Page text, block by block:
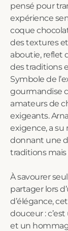
pensé pour
expérience
coque
des textures
aboutie, reflet
des traditions
Symbole de
gourmandise
amateurs de
exigeants.
exigence, a
donnant une
traditions
À savourer
partager lors
d’élégance,
douceur :
et un